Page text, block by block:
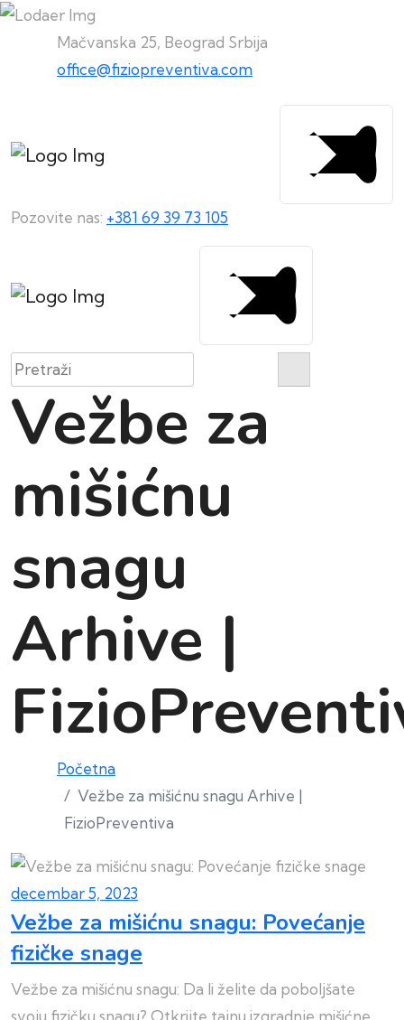
Mačvanska 25, Beograd Srbija
office@fiziopreventiva.com
Pozovite nas: +381 69 39 73 105
Vežbe za
mišićnu
snagu
Arhive |
Početna
Vežbe za mišićnu snagu Arhive |
FizioPreventiva
decembar 5, 2023
Vežbe za mišićnu snagu: Povećanje
fizičke snage
Vežbe za mišićnu snagu: Da li želite da poboljšate
svoju fizičku snagu? Otkrijte tajnu izgradnje mišićne